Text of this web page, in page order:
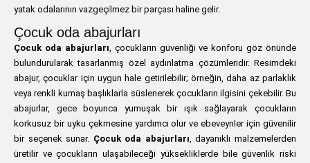
yatak odalarının vazgeçilmez bir parçası haline gelir.
Çocuk oda abajurları
Çocuk oda abajurları, çocukların güvenliği ve konforu göz önünde
bulundurularak tasarlanmış özel aydınlatma çözümleridir. Resimdeki
abajur, çocuklar için uygun hale getirilebilir; örneğin, daha az parlaklık
veya renkli kumaş başlıklarla süslenerek çocukların ilgisini çekebilir. Bu
abajurlar, gece boyunca yumuşak bir ışık sağlayarak çocukların
korkusuz bir uyku çekmesine yardımcı olur ve ebeveynler için güvenilir
bir seçenek sunar. Çocuk oda abajurları, dayanıklı malzemelerden
üretilir ve çocukların ulaşabileceği yüksekliklerde bile güvenlik riski